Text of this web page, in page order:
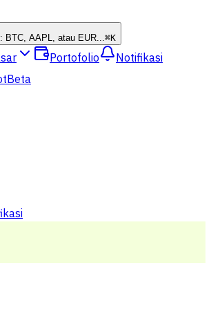
BTC, AAPL, atau EUR...⌘K
Portofolio Notifikasi
Beta